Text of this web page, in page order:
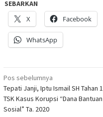
SEBARKAN
X
Facebook
WhatsApp
Navigasi
pos
Pos sebelumnya
Tepati Janji, Iptu Ismail SH Tahan 1
TSK Kasus Korupsi “Dana Bantuan
Sosial” Ta. 2020